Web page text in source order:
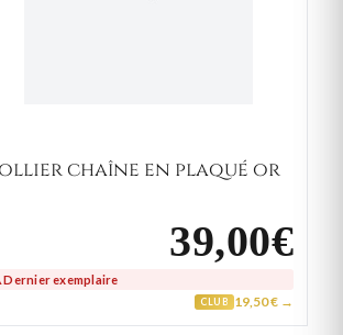
chaîne en plaqué or
39,00€
Dernier exemplaire
CLUB 19,50 € →